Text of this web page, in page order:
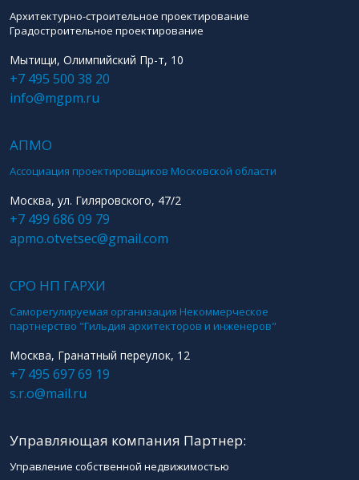
Архитектурно-строительное проектирование
Градостроительное проектирование
Мытищи, Олимпийский Пр-т, 10
+7 495 500 38 20
info@mgpm.ru
АПМО
Ассоциация проектировщиков Московской области
Москва, ул. Гиляровского, 47/2
+7 499 686 09 79
apmo.otvetsec@gmail.com
СРО НП ГАРХИ
Саморегулируемая организация Некоммерческое
партнерство "Гильдия архитекторов и инженеров"
Москва, Гранатный переулок, 12
+7 495 697 69 19
s.r.o@mail.ru
Управляющая компания Партнер:
Управление собственной недвижимостью